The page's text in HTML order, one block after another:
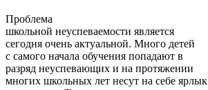
Проблема
школьной неуспеваемости является
сегодня очень актуальной. Много детей
с самого начала обучения попадают в
разряд неуспевающих и на протяжении
многих школьных лет несут на себе ярлык